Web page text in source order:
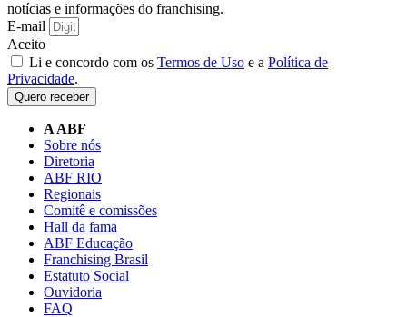
notícias e informações do franchising.
E-mail
Aceito
Li e concordo com os Termos de Uso e a Política de
Privacidade.
Quero receber
A ABF
Sobre nós
Diretoria
ABF RIO
Regionais
Comitê e comissões
Hall da fama
ABF Educação
Franchising Brasil
Estatuto Social
Ouvidoria
FAQ